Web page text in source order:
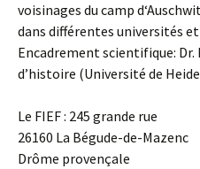
voisinages du camp
dans différentes universités
Encadrement scientifique:
d’histoire (Université de
Le FIEF : 245 grande rue
26160 La Bégude-de-Mazenc
Drôme provençale